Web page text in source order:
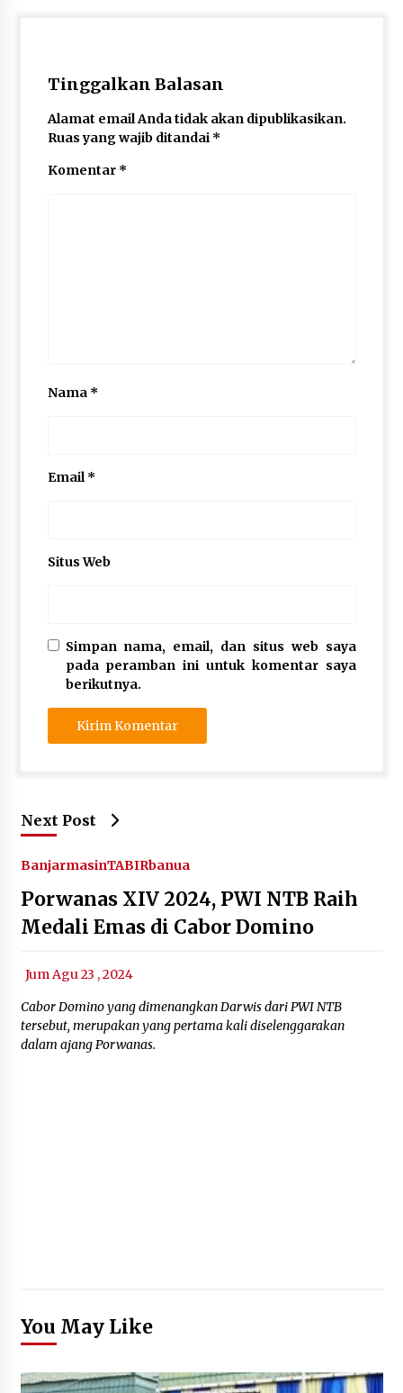
Tinggalkan Balasan
Alamat email Anda tidak akan dipublikasikan.
Ruas yang wajib ditandai *
Komentar *
Nama *
Email *
Situs Web
Simpan nama, email, dan situs web saya
pada peramban ini untuk komentar saya
berikutnya.
Next Post
BanjarmasinTABIRbanua
Porwanas XIV 2024, PWI NTB Raih
Medali Emas di Cabor Domino
Jum Agu 23 , 2024
Cabor Domino yang dimenangkan Darwis dari PWI NTB
tersebut, merupakan yang pertama kali diselenggarakan
dalam ajang Porwanas.
You May Like